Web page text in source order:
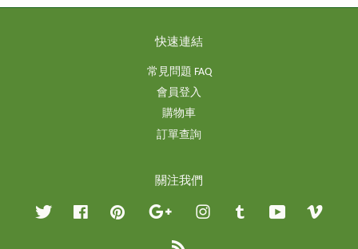
快速連結
常見問題 FAQ
會員登入
購物車
訂單查詢
關注我們
Twitter Facebook Pinterest Google InstagramTumblr YouTube